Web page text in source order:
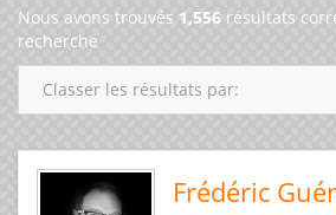
Nous avons trouvés 1,556 résultats
recherche
Classer les résultats par:
Frédéric